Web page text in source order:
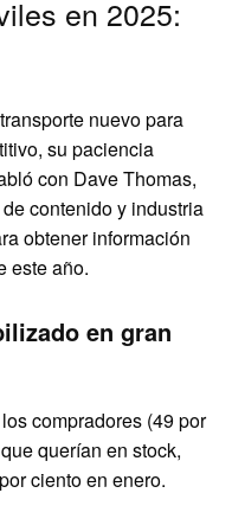
en 2025:
nuevo para
su paciencia
con Dave Thomas,
contenido y industria
obtener información
este año.
en gran
compradores (49 por
querían en stock,
ciento en enero.